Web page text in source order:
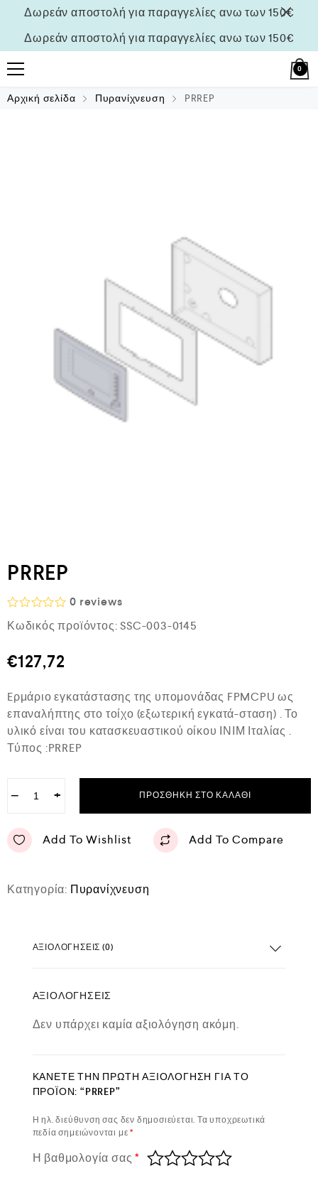
Δωρεάν αποστολή για παραγγελίες ανω των 150€
Δωρεάν αποστολή για παραγγελίες ανω των 150€
0
Αρχική σελίδα Πυρανίχνευση PRREP
PRREP
Β
α
μ
ο
γ
ή
θ
η
κ
ε
ό
0 reviews
Κωδικός προϊόντος: SSC-003-0145
€127,72
Eρμάριο εγκατάστασης της υπομονάδας FPMCPU ως
επαναλήπτης στο τοίχο (εξωτερική εγκατά-σταση) . Το
υλικό είναι του κατασκευαστικού οίκου ΙΝΙΜ Ιταλίας .
Τύπος :PRREP
− + ΠΡΟΣΘΉΚΗ ΣΤΟ ΚΑΛΆΘΙ
Add To Wishlist Add To Compare
Κατηγορία: Πυρανίχνευση
ΑΞΙΟΛΟΓΉΣΕΙΣ (0)
ΑΞΙΟΛΟΓΉΣΕΙΣ
Δεν υπάρχει καμία αξιολόγηση ακόμη.
ΚΆΝΕΤΕ ΤΗΝ ΠΡΏΤΗ ΑΞΙΟΛΌΓΗΣΗ ΓΙΑ ΤΟ
ΠΡΟΪΌΝ: “PRREP”
Η ηλ. διεύθυνση σας δεν δημοσιεύεται. Τα υποχρεωτικά
πεδία σημειώνονται με*
Η βαθμολογία σας*